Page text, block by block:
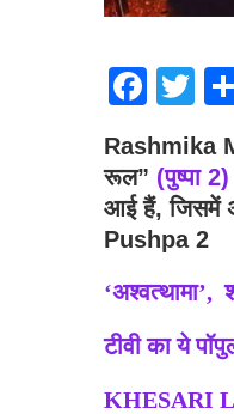
Rashmika
रूल” (पुष्पा 2)
आई हैं, जिसमें
Pushpa 2
‘अश्वत्थामा’,
टीवी का ये
KHESARI